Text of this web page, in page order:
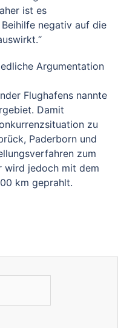
ist es
negativ auf die
Argumentation
Flughafens nannte
Damit
zu
Paderborn und
zum
wird jedoch mit dem
km geprahlt.